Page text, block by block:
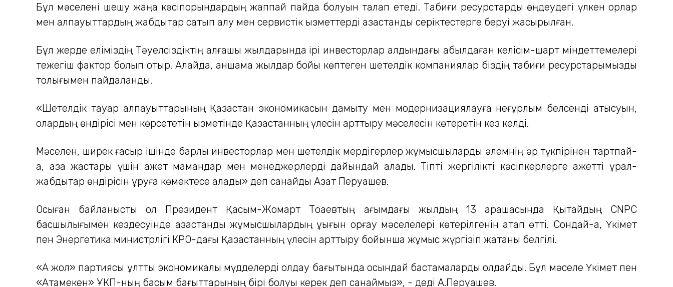
Бұл мәселені шешу жаңа кәсіпорындардың жаппай пайда болуын талап етеді. Табиғи ресурстарды өңдеудегі үлкен қорлар
мен алпауыттардың жабдықтар сатып алу мен сервистік қызметтерді қазақстандық серіктестерге беруі жасырылған.
Бұл жерде еліміздің Тәуелсіздіктің алғашқы жылдарында ірі инвесторлар алдындағы қабылдаған келісім-шарт міндеттемелері
тежегіш фактор болып отыр. Алайда, қаншама жылдар бойы көптеген шетелдік компаниялар біздің табиғи ресурстарымызды
толығымен пайдаланды.
«Шетелдік тауар алпауыттарының Қазақстан экономикасын дамыту мен модернизациялауға неғұрлым белсенді қатысуын,
олардың өндірісі мен көрсететін қызметінде Қазақстанның үлесін арттыру мәселесін көтеретін кез келді.
Мәселен, ширек ғасыр ішінде барлық инвесторлар мен шетелдік мердігерлер жұмысшыларды әлемнің әр түкпірінен тартпай-
ақ, қазақ жастары үшін қажет мамандар мен менеджерлерді дайындай алады. Тіпті жергілікті кәсіпкерлерге қажетті құрал-
жабдықтар өндірісін құруға көмектесе алады» деп санайды Азат Перуашев.
Осыған байланысты ол Президент Қасым-Жомарт Тоқаевтың ағымдағы жылдың 13 қарашасында Қытайдың CNPC
басшылығымен кездесуінде қазақстандық жұмысшылардың құқығын қорғау мәселелері көтерілгенін атап өтті. Сондай-ақ, Үкімет
пен Энергетика министрлігі КРО-дағы Қазақстанның үлесін арттыру бойынша жұмыс жүргізіп жатқаны белгілі.
«Ақ жол» партиясы ұлттық экономикалық мүдделерді қолдау бағытында осындай бастамаларды қолдайды. Бұл мәселе Үкімет пен
«Атамекен» ҰКП-ның басым бағыттарының бірі болуы керек деп санаймыз», - деді А.Перуашев.